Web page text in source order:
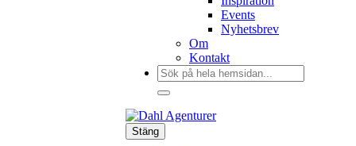
Events
Nyhetsbrev
Om
Kontakt
Sök
efter:
Stäng